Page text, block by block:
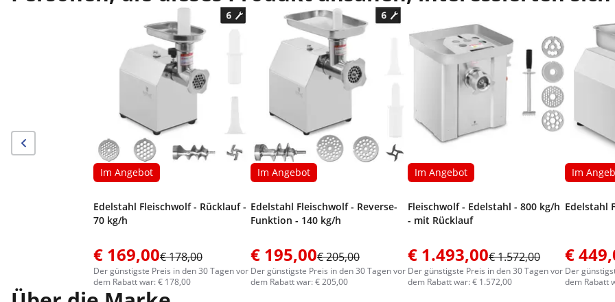
Im Angebot
Edelstahl Fleischwolf - Rücklauf -
70 kg/h
€ 169,00€ 178,00
Der günstigste Preis in den 30 Tagen vor
dem Rabatt war: € 178,00
Im Angebot
Edelstahl Fleischwolf - Reverse-
Funktion - 140 kg/h
€ 195,00€ 205,00
Der günstigste Preis in den 30 Tagen vor
dem Rabatt war: € 205,00
Im Angebot
Fleischwolf - Edelstahl - 800 kg/h
- mit Rücklauf
€ 1.493,00€ 1.572,00
Der günstigste Preis in den 30 Tagen vor
dem Rabatt war: € 1.572,00
Im
Edelstahl
€
Der
dem Rabatt